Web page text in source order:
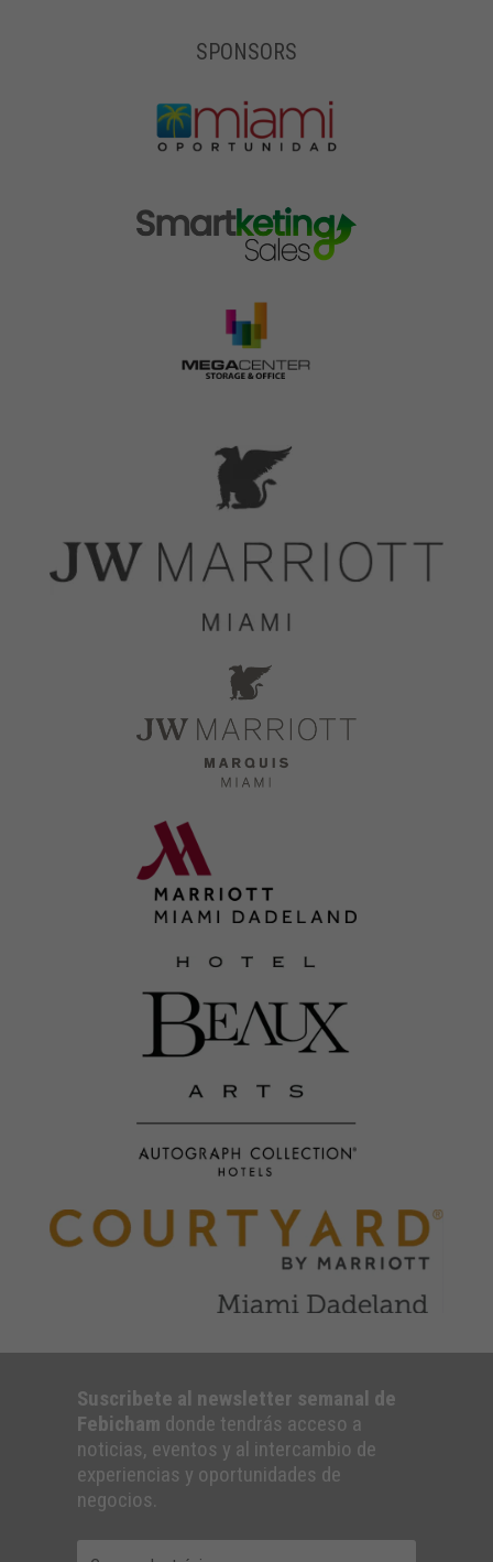
SPONSORS
Suscribete al newsletter semanal de
Febicham donde tendrás acceso a
noticias, eventos y al intercambio de
experiencias y oportunidades de
negocios.